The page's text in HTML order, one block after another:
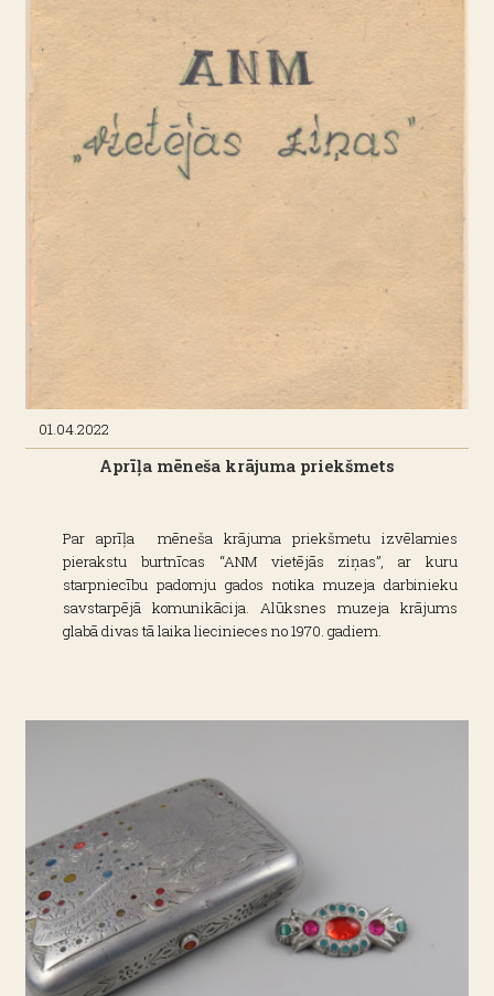
01.04.2022
Aprīļa mēneša krājuma priekšmets
Par aprīļa mēneša krājuma priekšmetu izvēlamies
pierakstu burtnīcas “ANM vietējās ziņas”, ar kuru
starpniecību padomju gados notika muzeja darbinieku
savstarpējā komunikācija. Alūksnes muzeja krājums
glabā divas tā laika liecinieces no 1970. gadiem.